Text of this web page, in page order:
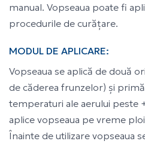
manual. Vopseaua poate fi
procedurile de curățare.
MODUL DE APLICARE:
Vopseaua se aplică de două
de căderea frunzelor) și
temperaturi ale aerului peste
aplice vopseaua pe vreme
Înainte de utilizare vopseaua